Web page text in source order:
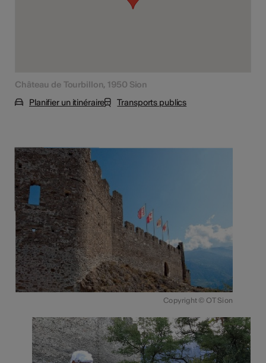
Château de Tourbillon, 1950 Sion
Planifier un itinéraire
Transports publics
Copyright © OT Sion